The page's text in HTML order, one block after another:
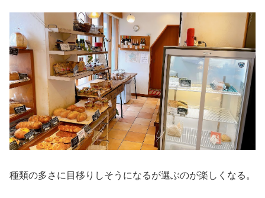
種類の多さに目移りしそうになるが選ぶのが楽しくなる。